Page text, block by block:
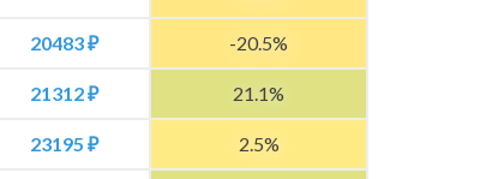
20483 ₽ -20.5%
21312 ₽ 21.1%
23195 ₽ 2.5%